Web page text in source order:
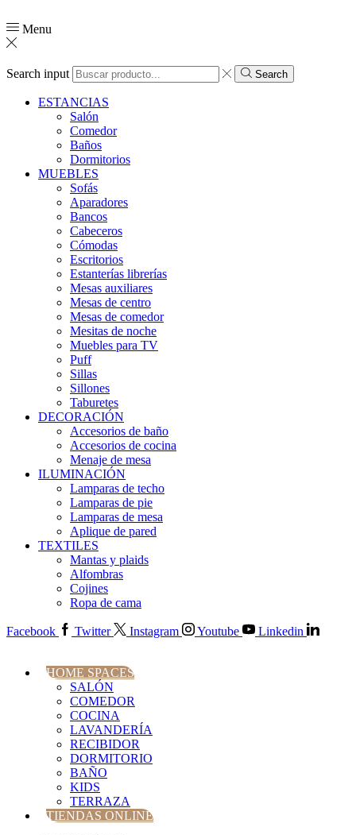
Menu
Search input Search
ESTANCIAS
Salón
Comedor
Baños
Dormitorios
MUEBLES
Sofás
Aparadores
Bancos
Cabeceros
Cómodas
Escritorios
Estanterías librerías
Mesas auxiliares
Mesas de centro
Mesas de comedor
Mesitas de noche
Muebles para TV
Puff
Sillas
Sillones
Taburetes
DECORACIÓN
Accesorios de baño
Accesorios de cocina
Menaje de mesa
ILUMINACIÓN
Lamparas de techo
Lamparas de pie
Lamparas de mesa
Aplique de pared
TEXTILES
Mantas y plaids
Alfombras
Cojines
Ropa de cama
Facebook Twitter Instagram Youtube Linkedin
HOME SPACES
SALÓN
COMEDOR
COCINA
LAVANDERÍA
RECIBIDOR
DORMITORIO
BAÑO
KIDS
TERRAZA
TIENDAS ONLINE